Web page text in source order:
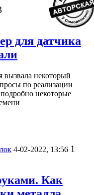
для датчика
вызвала некоторый
по реализации
некоторые
4-02-2022, 13:56 1
Как